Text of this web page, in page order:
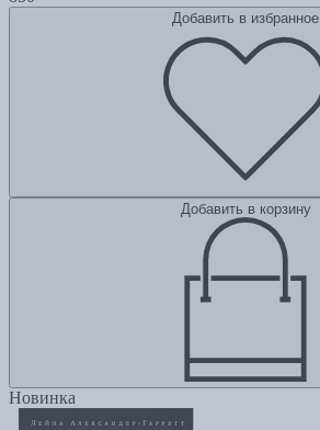
Добавить в избранное
Добавить в корзину
Новинка